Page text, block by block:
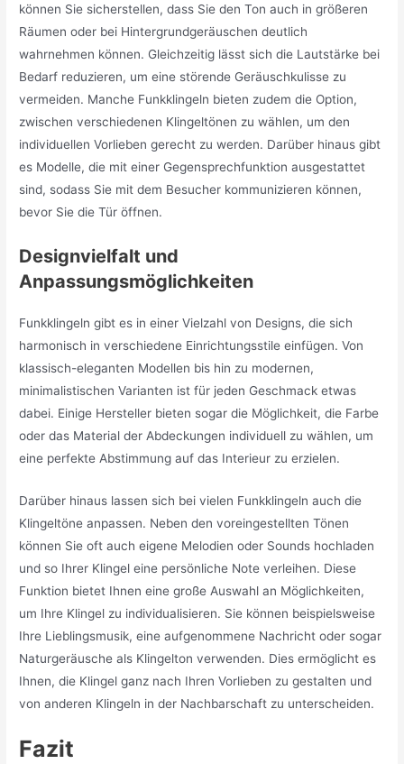
können Sie sicherstellen, dass Sie den Ton auch in größeren
Räumen oder bei Hintergrundgeräuschen deutlich
wahrnehmen können. Gleichzeitig lässt sich die Lautstärke bei
Bedarf reduzieren, um eine störende Geräuschkulisse zu
vermeiden. Manche Funkklingeln bieten zudem die Option,
zwischen verschiedenen Klingeltönen zu wählen, um den
individuellen Vorlieben gerecht zu werden. Darüber hinaus gibt
es Modelle, die mit einer Gegensprechfunktion ausgestattet
sind, sodass Sie mit dem Besucher kommunizieren können,
bevor Sie die Tür öffnen.
Designvielfalt und
Anpassungsmöglichkeiten
Funkklingeln gibt es in einer Vielzahl von Designs, die sich
harmonisch in verschiedene Einrichtungsstile einfügen. Von
klassisch-eleganten Modellen bis hin zu modernen,
minimalistischen Varianten ist für jeden Geschmack etwas
dabei. Einige Hersteller bieten sogar die Möglichkeit, die Farbe
oder das Material der Abdeckungen individuell zu wählen, um
eine perfekte Abstimmung auf das Interieur zu erzielen.
Darüber hinaus lassen sich bei vielen Funkklingeln auch die
Klingeltöne anpassen. Neben den voreingestellten Tönen
können Sie oft auch eigene Melodien oder Sounds hochladen
und so Ihrer Klingel eine persönliche Note verleihen. Diese
Funktion bietet Ihnen eine große Auswahl an Möglichkeiten,
um Ihre Klingel zu individualisieren. Sie können beispielsweise
Ihre Lieblingsmusik, eine aufgenommene Nachricht oder sogar
Naturgeräusche als Klingelton verwenden. Dies ermöglicht es
Ihnen, die Klingel ganz nach Ihren Vorlieben zu gestalten und
von anderen Klingeln in der Nachbarschaft zu unterscheiden.
Fazit